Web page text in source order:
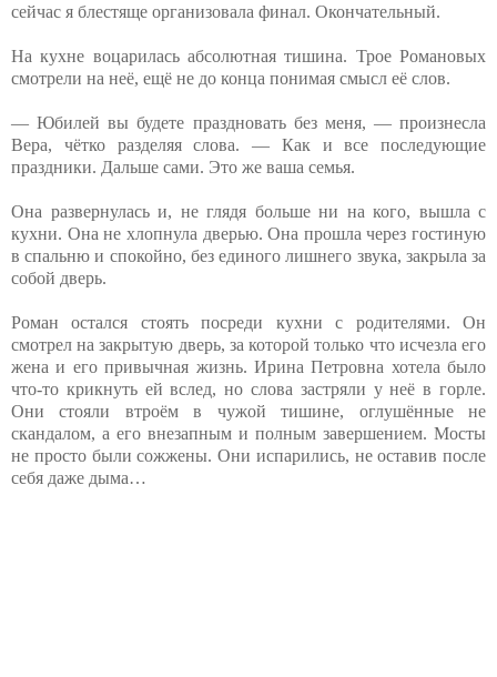
сейчас я блестяще организовала финал. Окончательный.
На кухне воцарилась абсолютная тишина. Трое Романовых
смотрели на неё, ещё не до конца понимая смысл её слов.
— Юбилей вы будете праздновать без меня, — произнесла
Вера, чётко разделяя слова. — Как и все последующие
праздники. Дальше сами. Это же ваша семья.
Она развернулась и, не глядя больше ни на кого, вышла с
кухни. Она не хлопнула дверью. Она прошла через гостиную
в спальню и спокойно, без единого лишнего звука, закрыла за
собой дверь.
Роман остался стоять посреди кухни с родителями. Он
смотрел на закрытую дверь, за которой только что исчезла его
жена и его привычная жизнь. Ирина Петровна хотела было
что-то крикнуть ей вслед, но слова застряли у неё в горле.
Они стояли втроём в чужой тишине, оглушённые не
скандалом, а его внезапным и полным завершением. Мосты
не просто были сожжены. Они испарились, не оставив после
себя даже дыма…